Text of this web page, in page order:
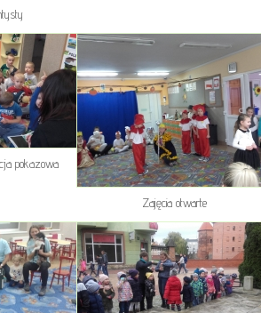
pokazowa
Zajęcia otwarte